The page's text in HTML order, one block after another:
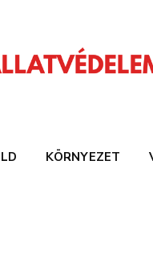
KÖRNYEZET